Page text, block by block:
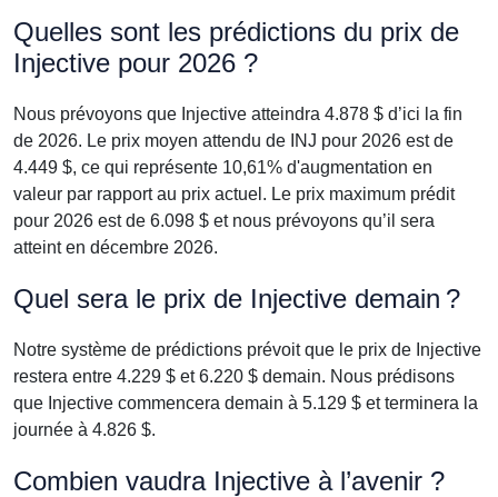
Quelles sont les prédictions du prix de
Injective pour 2026 ?
Nous prévoyons que Injective atteindra 4.878 $ d’ici la fin
de 2026. Le prix moyen attendu de INJ pour 2026 est de
4.449 $, ce qui représente 10,61% d'augmentation en
valeur par rapport au prix actuel. Le prix maximum prédit
pour 2026 est de 6.098 $ et nous prévoyons qu’il sera
atteint en décembre 2026.
Quel sera le prix de Injective demain ?
Notre système de prédictions prévoit que le prix de Injective
restera entre 4.229 $ et 6.220 $ demain. Nous prédisons
que Injective commencera demain à 5.129 $ et terminera la
journée à 4.826 $.
Combien vaudra Injective à l’avenir ?